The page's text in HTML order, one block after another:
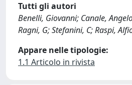
Tutti gli autori
Benelli, Giovanni; Canale,
Ragni, G; Stefanini, C; Raspi,
Appare nelle tipologie:
1.1 Articolo in rivista